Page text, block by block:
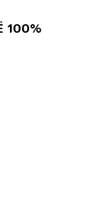
100%